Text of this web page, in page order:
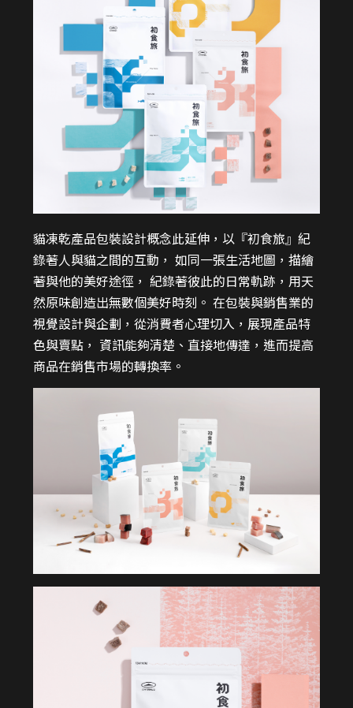
貓凍乾產品包裝設計概念此延伸，以『初食旅』紀
錄著人與貓之間的互動， 如同一張生活地圖，描繪
著與他的美好途徑， 紀錄著彼此的日常軌跡，用天
然原味創造出無數個美好時刻。 在包裝與銷售業的
視覺設計與企劃，從消費者心理切入，展現產品特
色與賣點， 資訊能夠清楚、直接地傳達，進而提高
商品在銷售市場的轉換率。